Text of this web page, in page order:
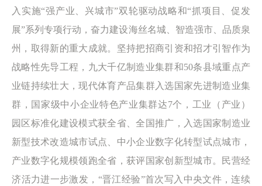
入实施“强产业、兴城市”双轮驱动战略和“抓项目、促发
展”系列专项行动，奋力建设海丝名城、智造强市、品质泉
州，取得新的重大成就。坚持把招商引资和招才引智作为
战略性先导工程，九大千亿制造业集群和50条县域重点产
业链持续壮大，现代体育产品集群入选国家先进制造业集
群，国家级中小企业特色产业集群达7个，工业（产业）
园区标准化建设模式获全省、全国推广，入选国家制造业
新型技术改造城市试点、中小企业数字化转型试点城市，
产业数字化规模领跑全省，获评国家创新型城市。民营经
济活力进一步激发，“晋江经验”首次写入中央文件，连续